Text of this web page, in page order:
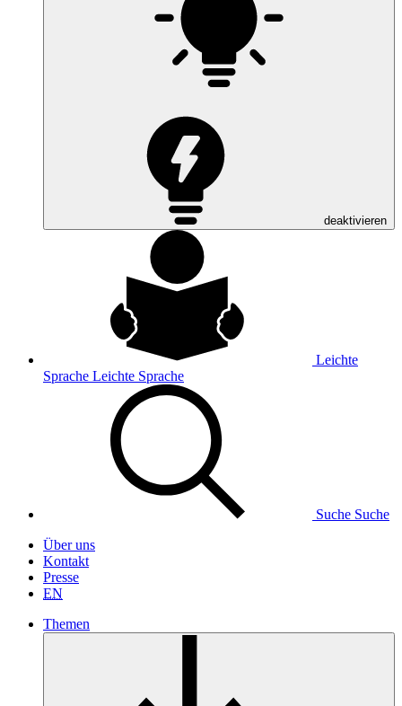
deaktivieren
Leichte
Sprache Leichte Sprache
Suche Suche
Über uns
Kontakt
Presse
EN
Themen